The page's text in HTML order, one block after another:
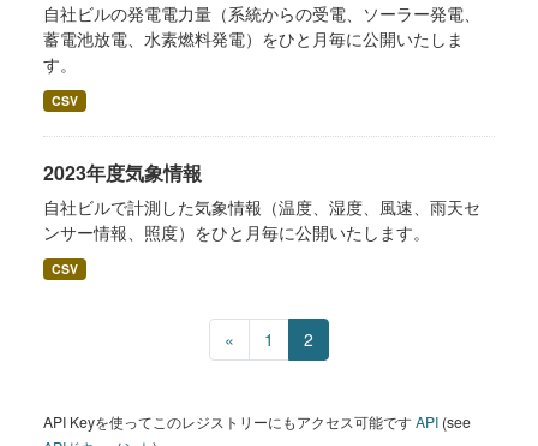
自社ビルの発電電力量（系統からの受電、ソーラー発電、
蓄電池放電、水素燃料発電）をひと月毎に公開いたしま
す。
CSV
2023年度気象情報
自社ビルで計測した気象情報（温度、湿度、風速、雨天セ
ンサー情報、照度）をひと月毎に公開いたします。
CSV
« 1 2
API Keyを使ってこのレジストリーにもアクセス可能ですAPI (see